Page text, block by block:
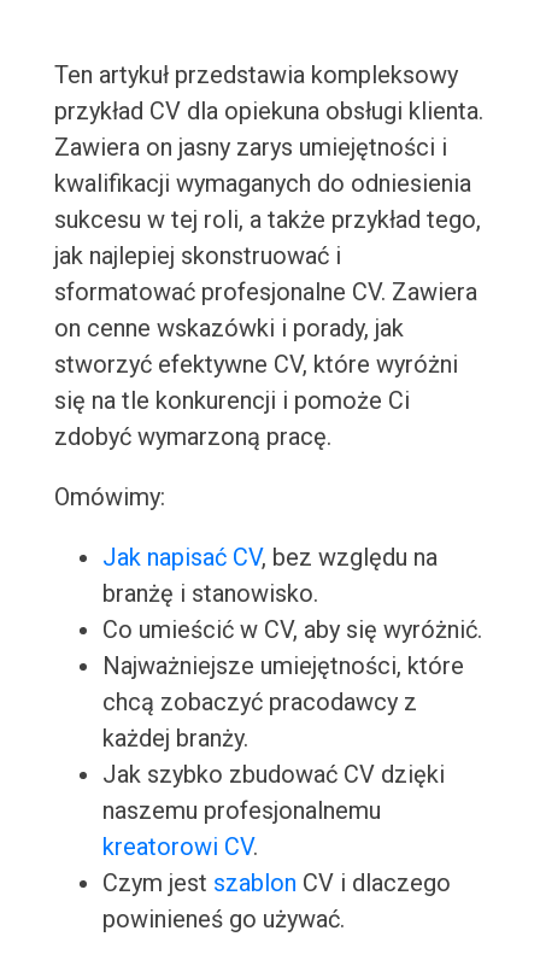
Ten artykuł przedstawia kompleksowy
przykład CV dla opiekuna obsługi klienta.
Zawiera on jasny zarys umiejętności i
kwalifikacji wymaganych do odniesienia
sukcesu w tej roli, a także przykład tego,
jak najlepiej skonstruować i
sformatować profesjonalne CV. Zawiera
on cenne wskazówki i porady, jak
stworzyć efektywne CV, które wyróżni
się na tle konkurencji i pomoże Ci
zdobyć wymarzoną pracę.
Omówimy:
Jak napisać CV, bez względu na
branżę i stanowisko.
Co umieścić w CV, aby się wyróżnić.
Najważniejsze umiejętności, które
chcą zobaczyć pracodawcy z
każdej branży.
Jak szybko zbudować CV dzięki
naszemu profesjonalnemu
kreatorowi CV.
Czym jest szablon CV i dlaczego
powinieneś go używać.